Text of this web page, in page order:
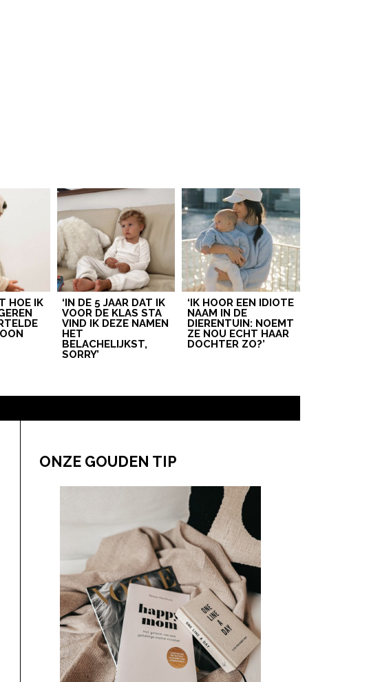
HOE IK
‘IN DE 5 JAAR DAT IK
VOOR DE KLAS STA
VIND IK DEZE NAMEN
HET
BELACHELIJKST,
SORRY’
‘IK HOOR EEN IDIOTE
NAAM IN DE
DIERENTUIN: NOEMT
ZE NOU ECHT HAAR
DOCHTER ZO?’
ONZE GOUDEN TIP